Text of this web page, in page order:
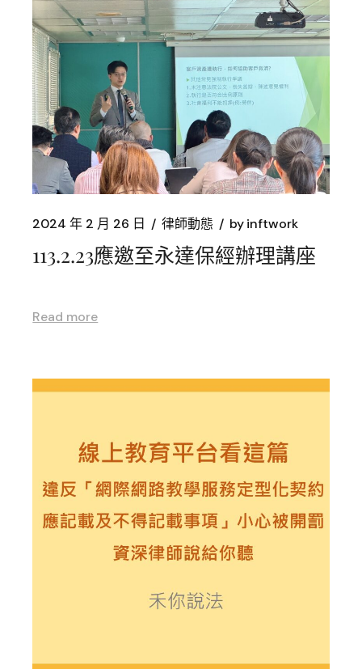
2024 年 2 月 26 日 律師動態 byinftwork
113.2.23應邀至永達保經辦理講座
Read more